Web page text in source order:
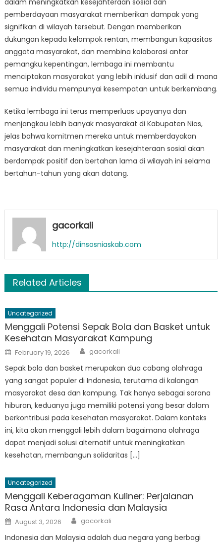
dalam meningkatkan kesejahteraan sosial dan
pemberdayaan masyarakat memberikan dampak yang
signifikan di wilayah tersebut. Dengan memberikan
dukungan kepada kelompok rentan, membangun kapasitas
anggota masyarakat, dan membina kolaborasi antar
pemangku kepentingan, lembaga ini membantu
menciptakan masyarakat yang lebih inklusif dan adil di mana
semua individu mempunyai kesempatan untuk berkembang.
Ketika lembaga ini terus memperluas upayanya dan
menjangkau lebih banyak masyarakat di Kabupaten Nias,
jelas bahwa komitmen mereka untuk memberdayakan
masyarakat dan meningkatkan kesejahteraan sosial akan
berdampak positif dan bertahan lama di wilayah ini selama
bertahun-tahun yang akan datang.
gacorkali
http://dinsosniaskab.com
Related Articles
Uncategorized
Menggali Potensi Sepak Bola dan Basket untuk
Kesehatan Masyarakat Kampung
Posted
on
February 19, 2026 Author
gacorkali
Sepak bola dan basket merupakan dua cabang olahraga
yang sangat populer di Indonesia, terutama di kalangan
masyarakat desa dan kampung. Tak hanya sebagai sarana
hiburan, keduanya juga memiliki potensi yang besar dalam
berkontribusi pada kesehatan masyarakat. Dalam konteks
ini, kita akan menggali lebih dalam bagaimana olahraga
dapat menjadi solusi alternatif untuk meningkatkan
kesehatan, membangun solidaritas […]
Uncategorized
Menggali Keberagaman Kuliner: Perjalanan
Rasa Antara Indonesia dan Malaysia
Posted
on
August 3, 2026 Author
gacorkali
Indonesia dan Malaysia adalah dua negara yang berbagi